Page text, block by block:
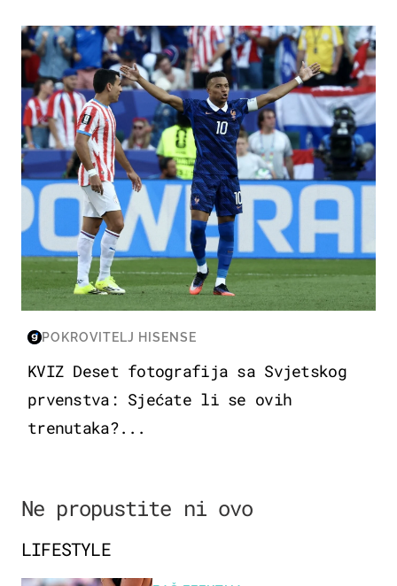
SVJETSKO PRVENSTVO 2026
POKROVITELJ HISENSE
KVIZ Deset fotografija sa Svjetskog
prvenstva: Sjećate li se ovih
trenutaka?...
Ne propustite ni ovo
LIFESTYLE